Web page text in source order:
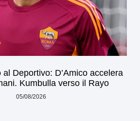
Deportivo: D’Amico accelera
Kumbulla verso il Rayo
05/08/2026